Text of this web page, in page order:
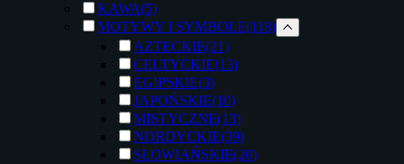
KAWA(5)
MOTYWY I SYMBOLE(118)
AZTECKIE(21)
CELTYCKIE(13)
EGIPSKIE(3)
JAPOŃSKIE(10)
MISTYCZNE(13)
NORDYCKIE(39)
SŁOWIAŃSKIE(20)